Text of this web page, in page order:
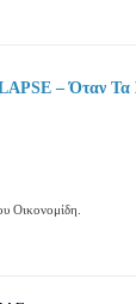
– Όταν Τα
Οικονομίδη.